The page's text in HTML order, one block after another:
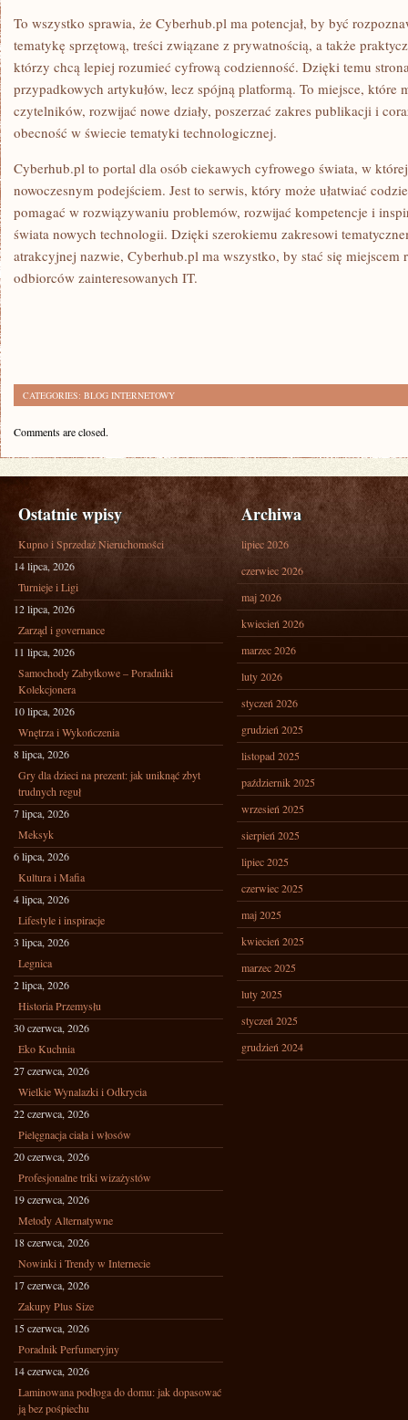
To wszystko sprawia, że Cyberhub.pl ma potencjał, by być
tematykę sprzętową, treści związane z prywatnością, a także
którzy chcą lepiej rozumieć cyfrową codzienność. Dzięki temu
przypadkowych artykułów, lecz spójną platformą. To miejsce, które
czytelników, rozwijać nowe działy, poszerzać zakres publikacji i
obecność w świecie tematyki technologicznej.
Cyberhub.pl to portal dla osób ciekawych cyfrowego świata, w
nowoczesnym podejściem. Jest to serwis, który może ułatwiać
pomagać w rozwiązywaniu problemów, rozwijać kompetencje i
świata nowych technologii. Dzięki szerokiemu zakresowi
atrakcyjnej nazwie, Cyberhub.pl ma wszystko, by stać się miejscem
odbiorców zainteresowanych IT.
CATEGORIES: BLOG INTERNETOWY
Comments are closed.
Ostatnie wpisy
Kupno i Sprzedaż Nieruchomości
14 lipca, 2026
Turnieje i Ligi
12 lipca, 2026
Zarząd i governance
11 lipca, 2026
Samochody Zabytkowe – Poradniki
Kolekcjonera
10 lipca, 2026
Wnętrza i Wykończenia
8 lipca, 2026
Gry dla dzieci na prezent: jak uniknąć zbyt
trudnych reguł
7 lipca, 2026
Meksyk
6 lipca, 2026
Kultura i Mafia
4 lipca, 2026
Lifestyle i inspiracje
3 lipca, 2026
Legnica
2 lipca, 2026
Historia Przemysłu
30 czerwca, 2026
Eko Kuchnia
27 czerwca, 2026
Wielkie Wynalazki i Odkrycia
22 czerwca, 2026
Pielęgnacja ciała i włosów
20 czerwca, 2026
Profesjonalne triki wizażystów
19 czerwca, 2026
Metody Alternatywne
18 czerwca, 2026
Nowinki i Trendy w Internecie
17 czerwca, 2026
Zakupy Plus Size
15 czerwca, 2026
Poradnik Perfumeryjny
14 czerwca, 2026
Laminowana podłoga do domu: jak dopasować
ją bez pośpiechu
Archiwa
lipiec 2026
czerwiec 2026
maj 2026
kwiecień 2026
marzec 2026
luty 2026
styczeń 2026
grudzień 2025
listopad 2025
październik 2025
wrzesień 2025
sierpień 2025
lipiec 2025
czerwiec 2025
maj 2025
kwiecień 2025
marzec 2025
luty 2025
styczeń 2025
grudzień 2024